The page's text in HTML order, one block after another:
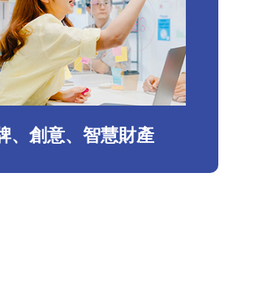
、創意、智慧財產